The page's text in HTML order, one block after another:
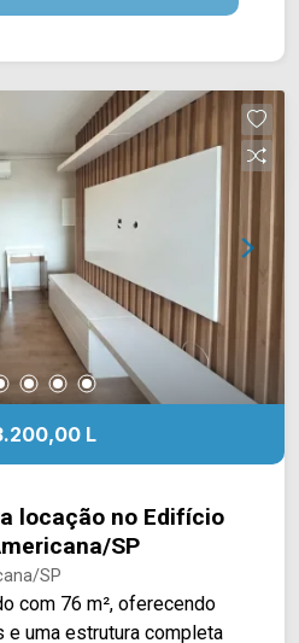
informados estão
SP, a casa está próxima
Jaguari, Delta
e a farmácias e
bairro também oferece fácil
de Americana,
para diferentes
e agende sua visita!
3475-4546 Arbix
cada momento.
L
locação no Edifício
SP
SP
com 76 m², oferecendo
e uma estrutura completa